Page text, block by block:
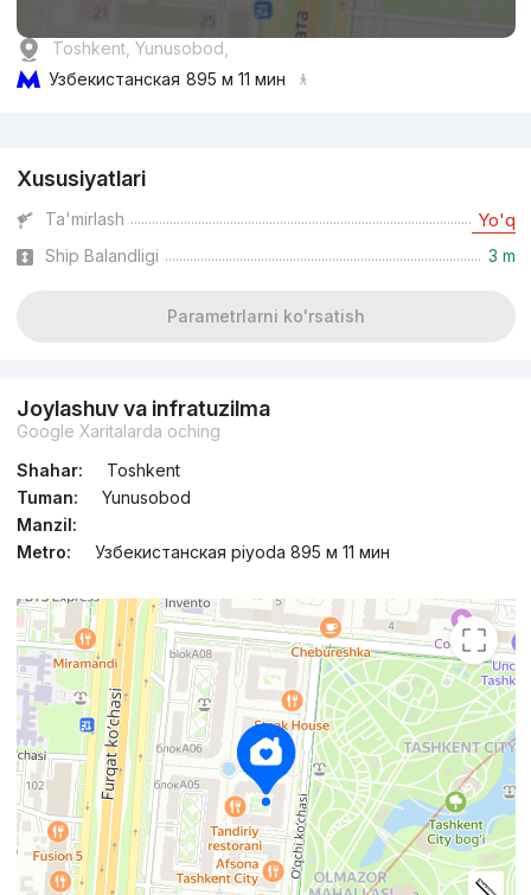
Toshkent, Yunusobod,
Узбекистанская 895 м 11 мин
Xususiyatlari
Ta'mirlash Yo'q
Ship Balandligi 3 m
Parametrlarni ko'rsatish
Joylashuv va infratuzilma
Google Xaritalarda oching
Shahar:
Toshkent
Tuman:
Yunusobod
Manzil:
Metro:
Узбекистанская piyoda 895 м 11 мин